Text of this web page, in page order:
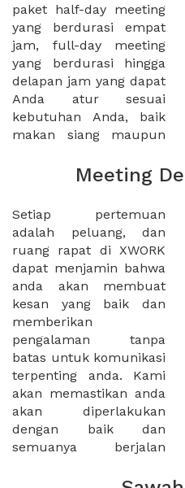
paket half-day meeting
yang berdurasi empat
jam, full-day meeting
yang berdurasi hingga
delapan jam yang dapat
Anda atur sesuai
kebutuhan Anda, baik
makan siang maupun
dibawah 100 ribuan saja
Anda dapat menikmati
paket meeting yang
berkualitas di hotel
berbintang melalui
Meeting
Setiap pertemuan
adalah peluang, dan
ruang rapat di XWORK
dapat menjamin bahwa
anda akan membuat
kesan yang baik dan
memberikan
pengalaman tanpa
batas untuk komunikasi
terpenting anda. Kami
akan memastikan anda
akan diperlakukan
dengan baik dan
semuanya berjalan
lancar. apakah Anda
memerlukan ruang
pertemuan kecil untuk
empat orang, atau
berkapasitas hingga
puluhan orang. Apakah
anda membutuhkan
ruang rapat mewah?
anda akan menemukan
fasilitas yang dirancang
khusus untuk
memastikan